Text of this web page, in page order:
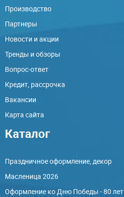
Производство
Партнеры
Новости и акции
Тренды и обзоры
Вопрос-ответ
Кредит, рассрочка
Вакансии
Карта сайта
Каталог
Праздничное оформление, декор
Масленица 2026
Оформление ко Дню Победы - 80 лет